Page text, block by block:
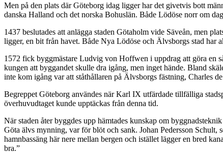
Men på den plats där Göteborg idag ligger har det givetvis bott
danska Halland och det norska Bohuslän. Både Lödöse norr om
1437 beslutades att anlägga staden Götaholm vide Säveån, men
ligger, en bit från havet. Både Nya Lödöse och Älvsborgs stad har
1572 fick byggmästare Ludvig von Hoffwen i uppdrag att göra en
kungen att byggandet skulle dra igång, men inget hände. Bland
inte kom igång var att ståthållaren på Älvsborgs fästning, Charles
Begreppet Göteborg användes när Karl IX utfärdade tillfälliga
överhuvudtaget kunde upptäckas från denna tid.
När staden åter byggdes upp hämtades kunskap om
Göta älvs mynning, var för blöt och sank. Johan Pedersson Schult,
hamnbassäng här nere mellan bergen och istället lägger en bred
bra.”